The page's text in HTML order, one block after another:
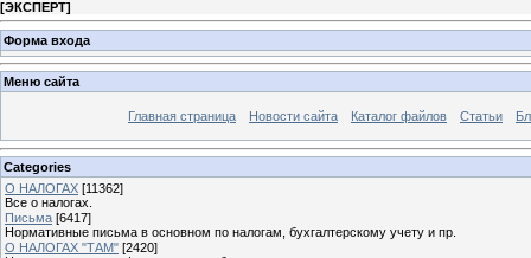
[ЭКСПЕРТ]
Форма входа
Меню сайта
Главная страница Новости сайта Каталог файлов Статьи
Categories
О НАЛОГАХ [11362]
Все о налогах.
Письма [6417]
Нормативные письма в основном по налогам, бухгалтерскому учету и пр.
О НАЛОГАХ "ТАМ" [2420]